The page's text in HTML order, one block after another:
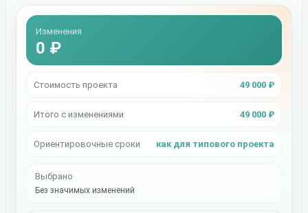
Изменения
0 ₽
Стоимость проекта 49 000 ₽
Итого с изменениями 49 000 ₽
Ориентировочные сроки как для типового проекта
Выбрано
Без значимых изменений